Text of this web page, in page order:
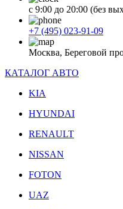
с 9:00 до 20:00 (без
+7 (495) 023-91-09
Москва, Береговой
КАТАЛОГ АВТО
KIA
HYUNDAI
RENAULT
NISSAN
FOTON
UAZ